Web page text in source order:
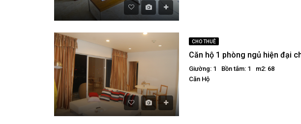
CHO THUÊ
Giường: 1 Bồn tắm: 1
m2: 68
Căn Hộ